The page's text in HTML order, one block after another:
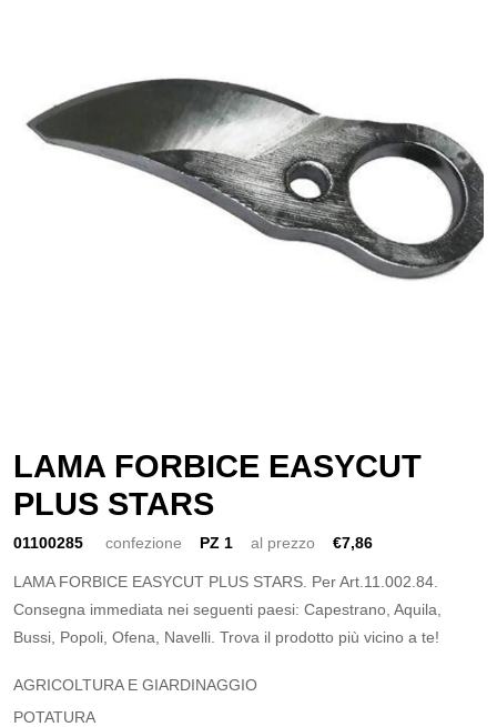
LAMA FORBICE EASYCUT
PLUS STARS
01100285 confezione PZ 1 al prezzo €7,86
LAMA FORBICE EASYCUT PLUS STARS. Per Art.11.002.84.
Consegna immediata nei seguenti paesi: Capestrano, Aquila,
Bussi, Popoli, Ofena, Navelli. Trova il prodotto più vicino a te!
AGRICOLTURA E GIARDINAGGIO
POTATURA